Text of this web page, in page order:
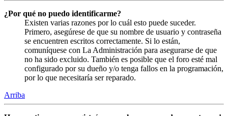
¿Por qué no puedo identificarme?
Existen varias razones por lo cuál esto puede suceder.
Primero, asegúrese de que su nombre de usuario y contraseña
se encuentren escritos correctamente. Si lo están,
comuníquese con La Administración para asegurarse de que
no ha sido excluido. También es posible que el foro esté mal
configurado por su dueño y/o tenga fallos en la programación,
por lo que necesitaría ser reparado.
Arriba